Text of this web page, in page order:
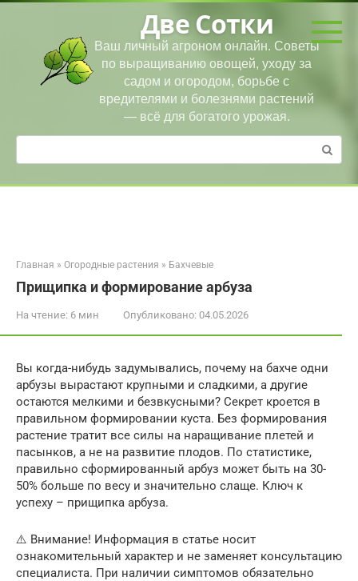
Перейти
Две Сотки
Ваш личный агроном онлайн. Советы
по выращиванию овощей, уходу за
садом и огородом, борьбе с
вредителями и болезнями растений
— всё для богатого урожая.
Поиск:
Главная » Огородные растения » Бахчевые
Прищипка и формирование арбуза
На чтение: 6 мин Опубликовано: 04.05.2026
Вы когда-нибудь задумывались, почему на бахче одни
арбузы вырастают крупными и сладкими, а другие
остаются мелкими и безвкусными? Секрет кроется в
правильном формировании куста. Без формирования
растение тратит все силы на наращивание плетей и
пасынков, а не на развитие плодов. По статистике,
правильно сформированный арбуз может быть на 30-
50% больше по весу и значительно слаще. Ключ к
успеху – прищипка арбуза.
⚠️ Внимание! Информация в статье носит
ознакомительный характер и не заменяет консультацию
специалиста. При наличии симптомов обязательно